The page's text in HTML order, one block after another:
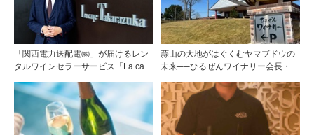
「関西電力送配電㈱」が届けるレン
タルワインセラーサービス「La cave
ェフソムリエの塚元 晃氏が初訪問！
蒜山の大地がはぐくむヤマブドウの
未来──ひるぜんワイナリー会長・植